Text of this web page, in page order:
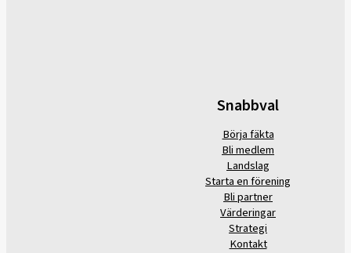
Snabbval
Börja fäkta
Bli medlem
Landslag
Starta en förening
Bli partner
Värderingar
Strategi
Kontakt